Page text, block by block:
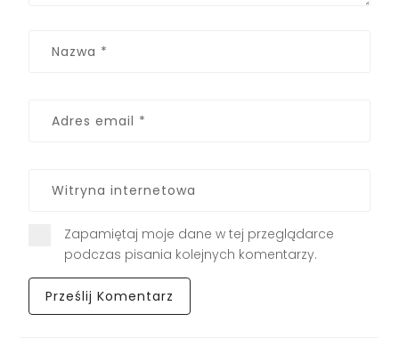
Zapamiętaj moje dane w tej przeglądarce
podczas pisania kolejnych komentarzy.